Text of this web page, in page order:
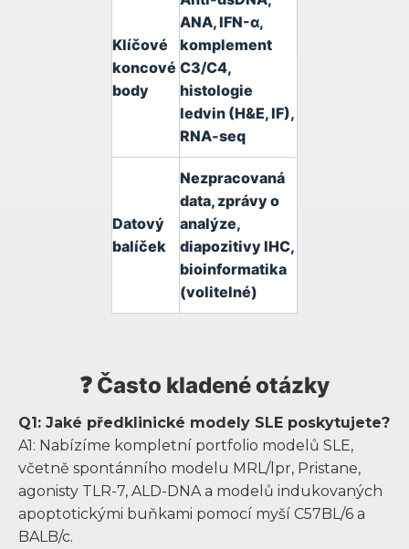
Klíčové
koncové
body
ANA, IFN-α,
komplement
C3/C4,
histologie
ledvin (H&E, IF),
RNA-seq
Datový
balíček
Nezpracovaná
data, zprávy o
analýze,
diapozitivy IHC,
bioinformatika
(volitelné)
❓ Často kladené otázky
Q1: Jaké předklinické modely SLE poskytujete?
A1: Nabízíme kompletní portfolio modelů SLE,
včetně spontánního modelu MRL/lpr, Pristane,
agonisty TLR-7, ALD-DNA a modelů indukovaných
apoptotickými buňkami pomocí myší C57BL/6 a
BALB/c.